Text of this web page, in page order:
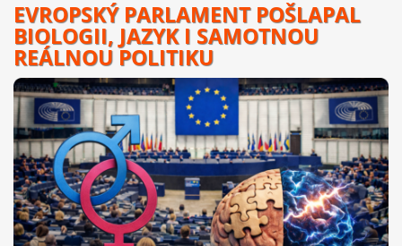
EVROPSKÝ PARLAMENT POŠLAPAL
BIOLOGII, JAZYK I SAMOTNOU
REÁLNOU POLITIKU